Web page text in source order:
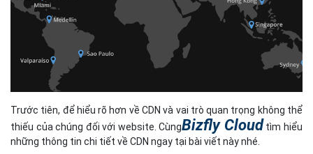
Trước tiên, để hiểu rõ hơn về CDN và vai trò quan trọng không thể
thiếu của chúng đối với website. CùngBizfly Cloudtìm hiểu
những thông tin chi tiết về CDN ngay tại bài viết này nhé.